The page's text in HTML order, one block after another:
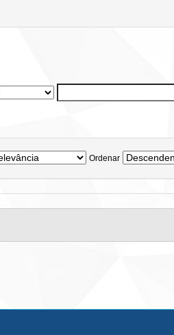
Ordenar